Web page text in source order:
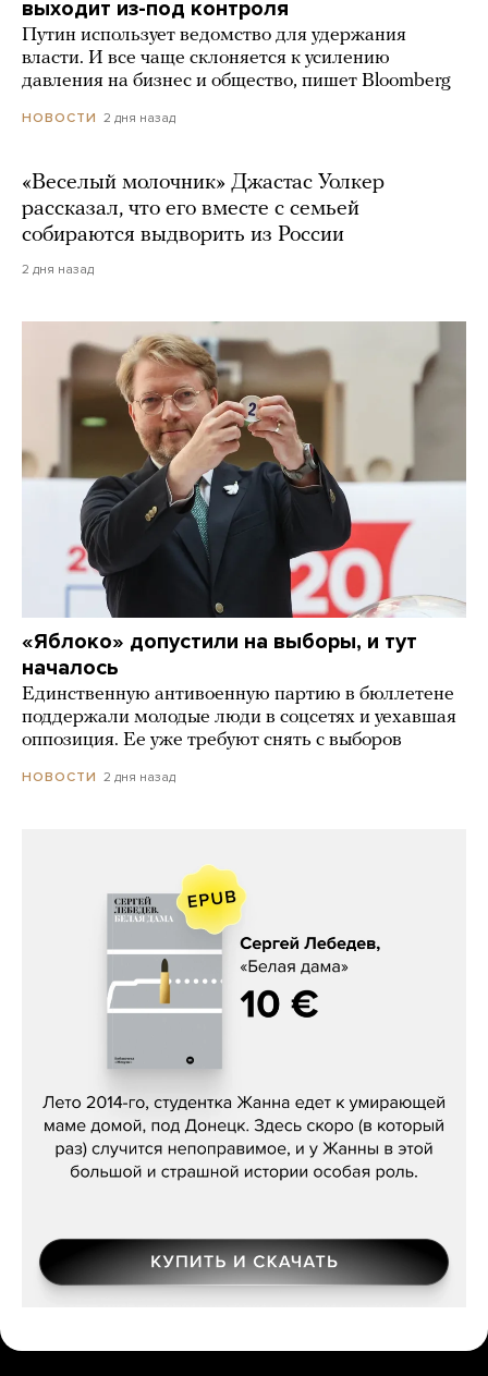
выходит из-под контроля
Путин использует ведомство для удержания
власти. И все чаще склоняется к усилению
давления на бизнес и общество, пишет Bloomberg
НОВОСТИ 2 дня назад
«Веселый молочник» Джастас Уолкер
рассказал, что его вместе с семьей
собираются выдворить из России
2 дня назад
«Яблоко» допустили на выборы, и тут
началось
Единственную антивоенную партию в бюллетене
поддержали молодые люди в соцсетях и уехавшая
оппозиция. Ее уже требуют снять с выборов
НОВОСТИ 2 дня назад
Сергей Лебедев, «Белая дама»